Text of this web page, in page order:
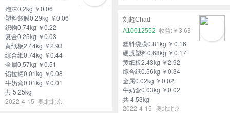
泡沫0.2kg ￥0.06
塑料袋膜0.29kg ￥0.06
织物0.74kg ￥0.22
复合0.25kg ￥0.03
黄纸板2.44kg ￥2.93
综合纸0.74kg ￥0.44
金属0.57kg ￥0.51
铝拉罐0.01kg ￥0.08
牛奶盒0.01kg ￥0.01
共 5.25kg
2022-4-15 -奥北北京
刘超Chad
A10012552
￥3.63
塑料袋膜0.81kg ￥0.16
硬质塑料0.68kg ￥0.17
黄纸板2.43kg ￥2.92
综合纸0.56kg ￥0.34
金属0.02kg ￥0.02
牛奶盒0.03kg ￥0.02
共 4.53kg
2022-4-15 -奥北北京